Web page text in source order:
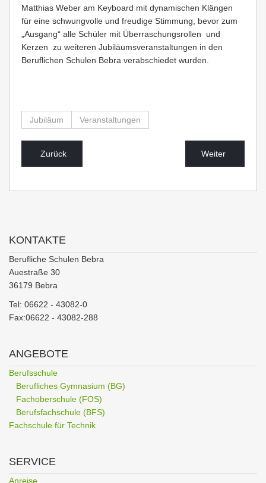
Matthias Weber am Keyboard mit dynamischen Klängen
für eine schwungvolle und freudige Stimmung, bevor zum
„Ausgang“ alle Schüler mit Überraschungsrollen und
Kerzen zu weiteren Jubiläumsveranstaltungen in den
Beruflichen Schulen Bebra verabschiedet wurden.
Jubiläum Veranstaltungen
Zurück Weiter
KONTAKTE
Berufliche Schulen Bebra
Auestraße 30
36179 Bebra
Tel: 06622 - 43082-0
Fax:06622 - 43082-288
ANGEBOTE
Berufsschule
Berufliches Gymnasium (BG)
Fachoberschule (FOS)
Berufsfachschule (BFS)
Fachschule für Technik
SERVICE
Anreise